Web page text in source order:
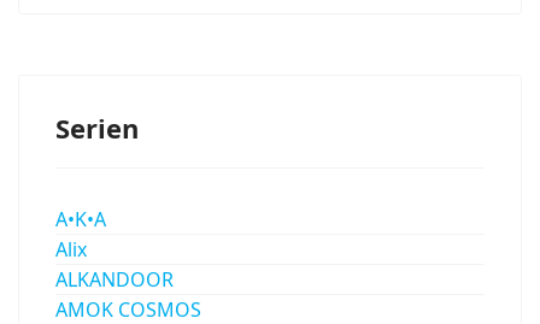
Serien
A•K•A
Alix
ALKANDOOR
AMOK COSMOS